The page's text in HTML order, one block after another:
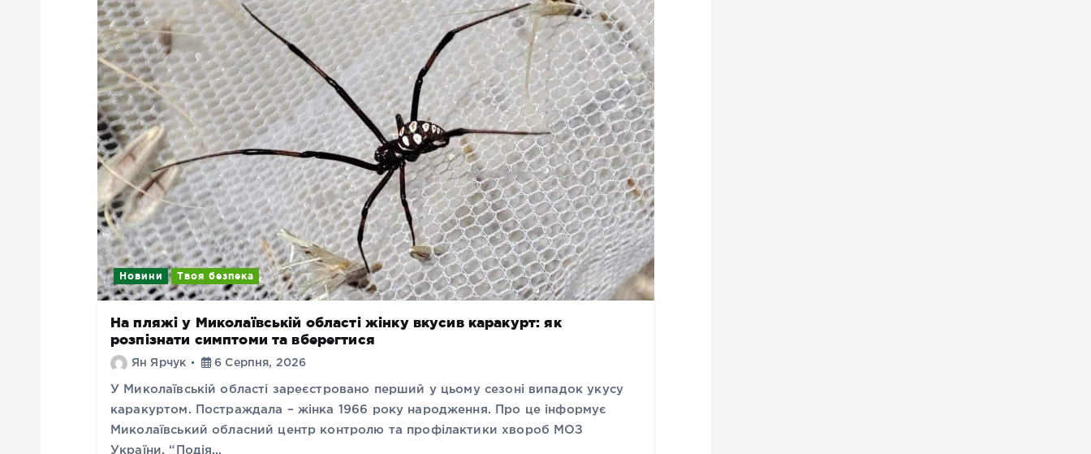
Новини Твоя безпека
На пляжі у Миколаївській області жінку вкусив каракурт: як
розпізнати симптоми та вберегтися
Ян Ярчук 6 Серпня, 2026
У Миколаївській області зареєстровано перший у цьому сезоні випадок укусу
каракуртом. Постраждала – жінка 1966 року народження. Про це інформує
Миколаївський обласний центр контролю та профілактики хвороб МОЗ
України. “Подія…